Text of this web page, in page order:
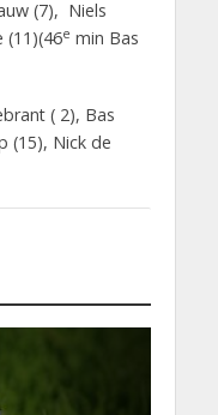
(7), Niels
(11)(46e min Bas
( 2), Bas
(15), Nick de